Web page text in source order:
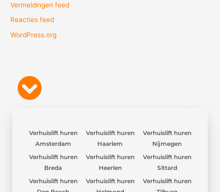
Vermeldingen feed
Reacties feed
WordPress.org
Verhuislift huren
Amsterdam
Verhuislift huren
Breda
Verhuislift huren
Verhuislift huren
Haarlem
Verhuislift huren
Heerlen
Verhuislift huren
Verhuislift huren
Nijmegen
Verhuislift huren
Sittard
Verhuislift huren